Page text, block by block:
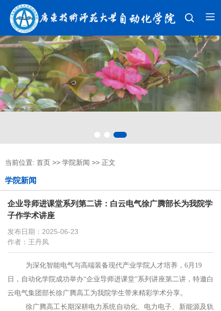
当前位置: 首页 >> 学院新闻 >> 正文
学院新闻
企业导师进课堂系列第二讲：白云电气徐广腾部长为我院学
子作学术讲座
发布日期：2025-06-23
作者：王丹凤
为深化智能电气与高端装备现代产业学院人才培养， 6月19
日，自动化学院成功举办“企业导师进课堂”系列讲座第二讲，特邀白
云电气集团部长徐广腾高工为我院学生带来精彩学术分享。
徐广腾高工长期深耕电力系统自动化、电力电子、新能源及轨